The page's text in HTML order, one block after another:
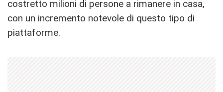
costretto milioni di persone a rimanere in casa,
con un incremento notevole di questo tipo di
piattaforme.